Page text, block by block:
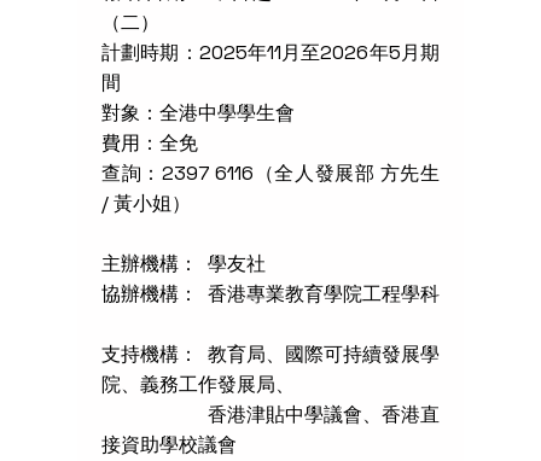
（二）
計劃時期：2025年11月至2026年5月期
間
對象：全港中學學生會
費用：全免
查詢：2397 6116（全人發展部 方先生
/ 黃小姐）
主辦機構： 學友社
協辦機構： 香港專業教育學院工程學科
支持機構： 教育局、國際可持續發展學
院、義務工作發展局、
香港津貼中學議會、香港直
接資助學校議會